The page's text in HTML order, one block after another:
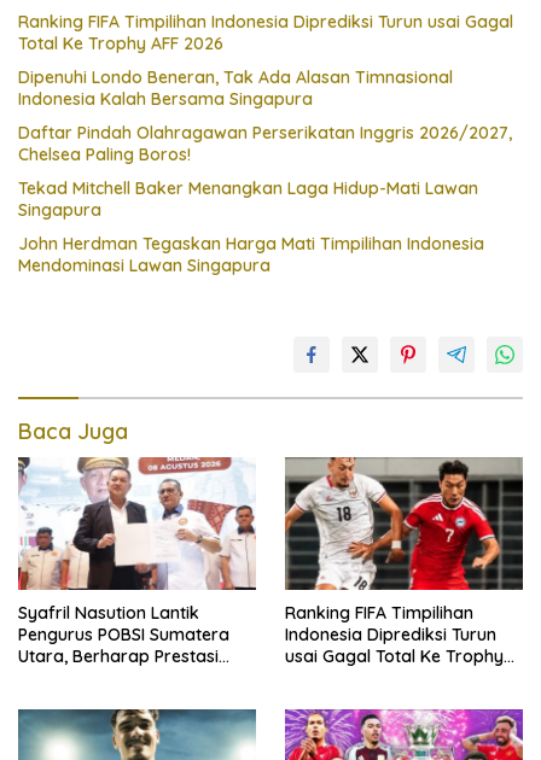
Ranking FIFA Timpilihan Indonesia Diprediksi Turun usai Gagal
Total Ke Trophy AFF 2026
Dipenuhi Londo Beneran, Tak Ada Alasan Timnasional
Indonesia Kalah Bersama Singapura
Daftar Pindah Olahragawan Perserikatan Inggris 2026/2027,
Chelsea Paling Boros!
Tekad Mitchell Baker Menangkan Laga Hidup-Mati Lawan
Singapura
John Herdman Tegaskan Harga Mati Timpilihan Indonesia
Mendominasi Lawan Singapura
Baca Juga
Syafril Nasution Lantik
Pengurus POBSI Sumatera
Utara, Berharap Prestasi
Ranking FIFA Timpilihan
Indonesia Diprediksi Turun
usai Gagal Total Ke Trophy